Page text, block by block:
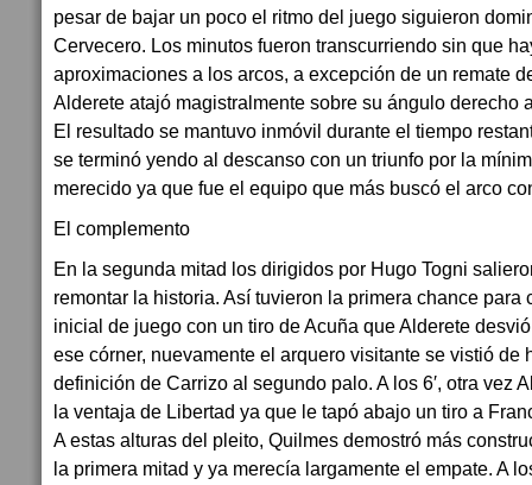
pesar de bajar un poco el ritmo del juego siguieron
Cervecero. Los minutos fueron transcurriendo sin que
aproximaciones a los arcos, a excepción de un remate
Alderete atajó magistralmente sobre su ángulo derecho
El resultado se mantuvo inmóvil durante el tiempo
se terminó yendo al descanso con un triunfo por la
merecido ya que fue el equipo que más buscó el arco
El complemento
En la segunda mitad los dirigidos por Hugo Togni
remontar la historia. Así tuvieron la primera chance para
inicial de juego con un tiro de Acuña que Alderete
ese córner, nuevamente el arquero visitante se vistió de
definición de Carrizo al segundo palo. A los 6′, otra vez
la ventaja de Libertad ya que le tapó abajo un tiro a
A estas alturas del pleito, Quilmes demostró más
la primera mitad y ya merecía largamente el empate. A